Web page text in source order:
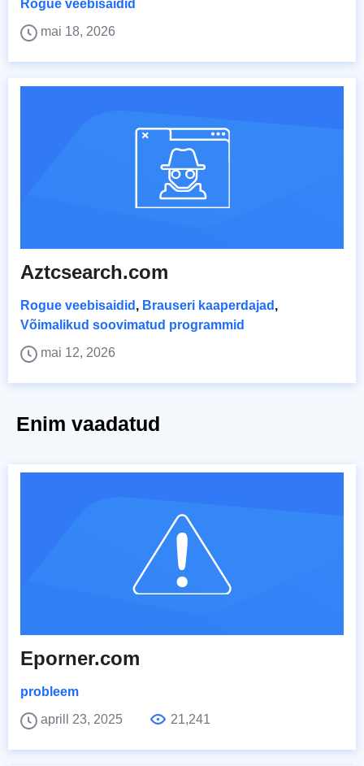
Rogue veebisaidid
mai 18, 2026
Aztcsearch.com
Rogue veebisaidid , Brauseri kaaperdajad ,
Võimalikud soovimatud programmid
mai 12, 2026
Enim vaadatud
Eporner.com
probleem
aprill 23, 2025
21,241